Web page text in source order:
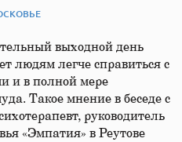
выходной день
людям легче справиться с
и в полной мере
Такое мнение в беседе с
руководитель
«Эмпатия» в Реутове